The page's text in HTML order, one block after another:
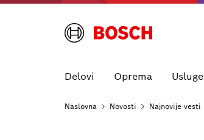
Delovi Oprema Usluge
Naslovna Novosti Najnovije vesti